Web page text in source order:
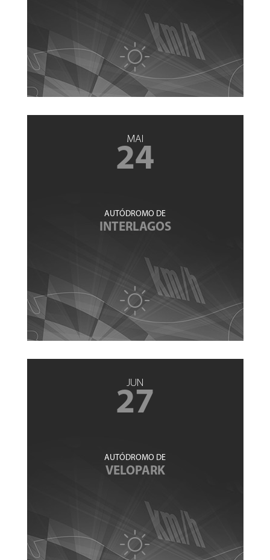
MAI
24
AUTÓDROMO DE
INTERLAGOS
JUN
27
AUTÓDROMO DE
VELOPARK